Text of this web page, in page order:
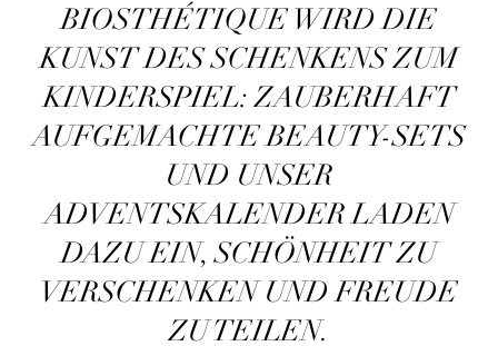
BIOSTHÉTIQUE WIRD DIE
KUNST DES SCHENKENS ZUM
KINDERSPIEL: ZAUBERHAFT
AUFGEMACHTE BEAUTY-SETS
UND UNSER
ADVENTSKALENDER LADEN
DAZU EIN, SCHÖNHEIT ZU
VERSCHENKEN UND FREUDE
ZU TEILEN.